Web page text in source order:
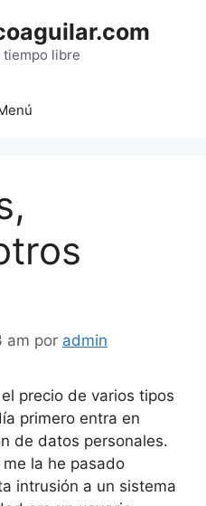
tiempo libre
am por admin
precio de varios tipos
primero entra en
de datos personales.
la he pasado
intrusión a un sistema